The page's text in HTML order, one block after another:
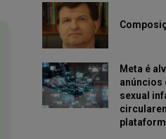
Meta é
anúncios
sexual